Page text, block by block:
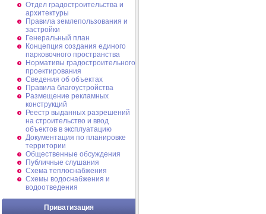
Отдел градостроительства и
архитектуры
Правила землепользования и
застройки
Генеральный план
Концепция создания единого
парковочного пространства
Нормативы градостроительного
проектирования
Сведения об объектах
Правила благоустройства
Размещение рекламных
конструкций
Реестр выданных разрешений
на строительство и ввод
объектов в эксплуатацию
Документация по планировке
территории
Общественные обсуждения
Публичные слушания
Схема теплоснабжения
Схемы водоснабжения и
водоотведения
Приватизация